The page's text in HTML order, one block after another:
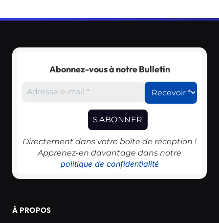
Abonnez-vous à notre Bulletin
Directement dans votre boîte de réception !
Apprenez-en davantage dans notre
politique de confidentialité
À PROPOS